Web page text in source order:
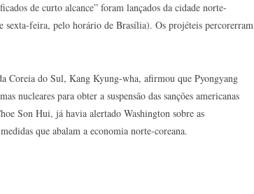
de curto alcance” foram lançados da cidade norte-
sexta-feira, pelo horário de Brasília). Os projéteis percorerram
Coreia do Sul, Kang Kyung-wha, afirmou que Pyongyang
nucleares para obter a suspensão das sanções americanas
Son Hui, já havia alertado Washington sobre as
que abalam a economia norte-coreana.